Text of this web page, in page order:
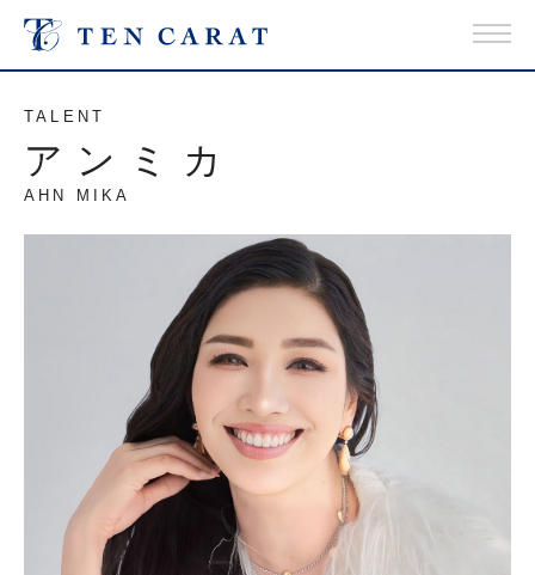
TALENT
アンミカ
AHN MIKA